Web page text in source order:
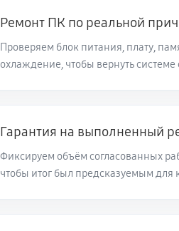
Ремонт ПК по реальной
Проверяем блок питания, плату,
охлаждение, чтобы вернуть системе
Гарантия на выполненный
Фиксируем объём согласованных
чтобы итог был предсказуемым для